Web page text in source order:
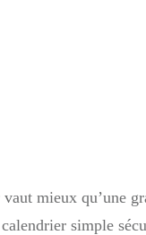
mieux qu’une
simple